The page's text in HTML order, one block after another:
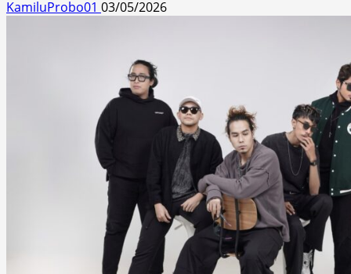
KamiluProbo01 03/05/2026